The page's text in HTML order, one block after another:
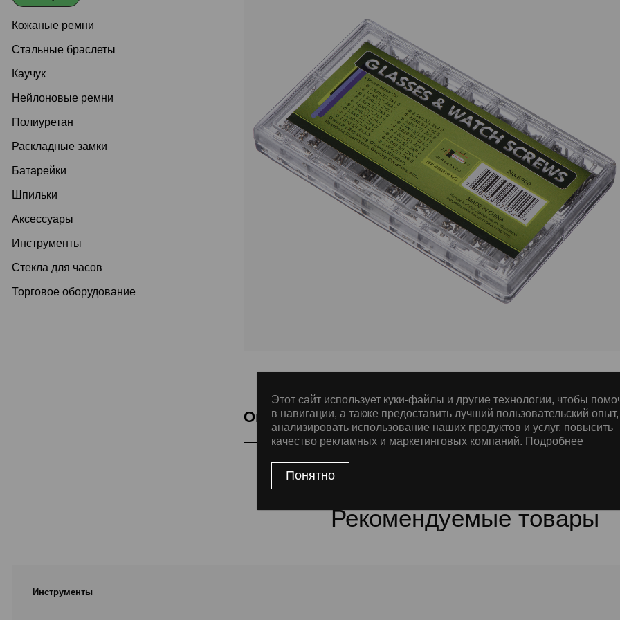
Кожаные ремни
Стальные браслеты
Каучук
Нейлоновые ремни
Полиуретан
Раскладные замки
Батарейки
Шпильки
Аксессуары
Инструменты
Стекла для часов
Торговое оборудование
Описание
Рекомендуемые товары
Инструменты
Этот сайт использует куки-файлы и другие технологии, чтобы
в навигации, а также предоставить лучший пользовательский опыт,
анализировать использование наших продуктов и услуг, повысить
качество рекламных и маркетинговых компаний. Подробнее
Понятно